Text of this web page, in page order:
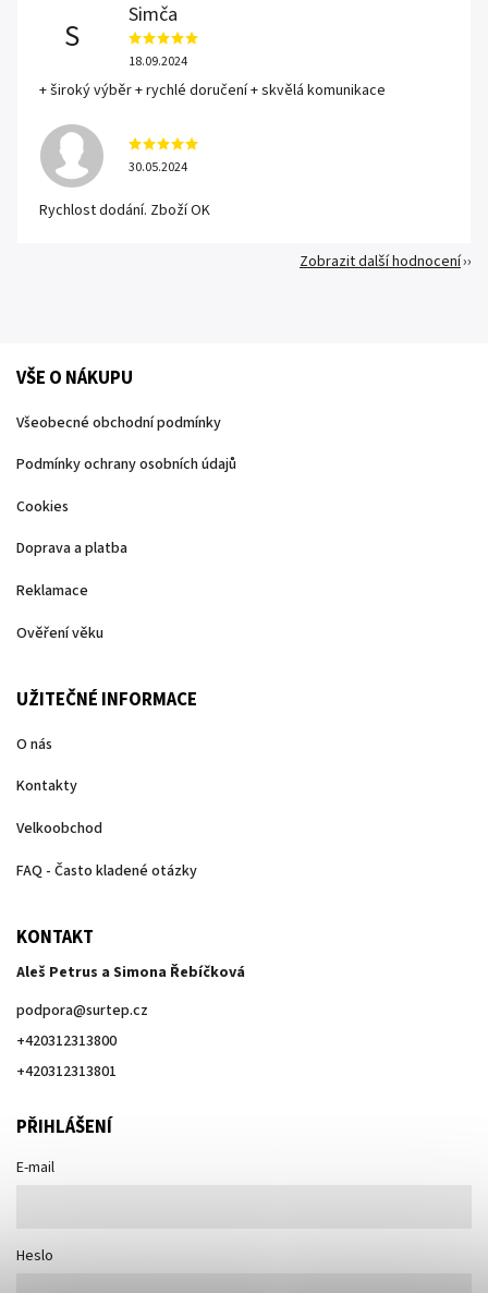
S
Simča
18.09.2024
+ široký výběr + rychlé doručení + skvělá komunikace
30.05.2024
Rychlost dodání. Zboží OK
Zobrazit další hodnocení
VŠE O NÁKUPU
Všeobecné obchodní podmínky
Podmínky ochrany osobních údajů
Cookies
Doprava a platba
Reklamace
Ověření věku
UŽITEČNÉ INFORMACE
O nás
Kontakty
Velkoobchod
FAQ - Často kladené otázky
KONTAKT
Aleš Petrus a Simona Řebíčková
podpora@surtep.cz
+420312313800
+420312313801
PŘIHLÁŠENÍ
E-mail
Heslo